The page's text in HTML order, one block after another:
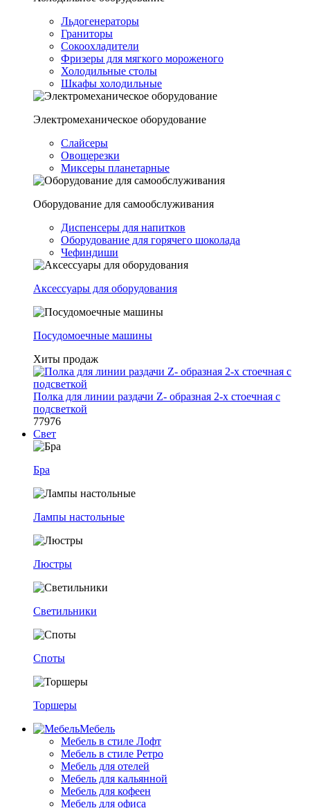
Льдогенераторы
Граниторы
Сокоохладители
Фризеры для мягкого мороженого
Холодильные столы
Шкафы холодильные
Электромеханическое оборудование
Слайсеры
Овощерезки
Миксеры планетарные
Оборудование для самообслуживания
Диспенсеры для напитков
Оборудование для горячего шоколада
Чефиндиши
Аксессуары для оборудования
Посудомоечные машины
Хиты продаж
Полка для линии раздачи Z- образная 2-х стоечная с
подсветкой
77976
Свет
Бра
Лампы настольные
Люстры
Светильники
Споты
Торшеры
Мебель
Мебель в стиле Лофт
Мебель в стиле Ретро
Мебель для отелей
Мебель для кальянной
Мебель для кофеен
Мебель для офиса